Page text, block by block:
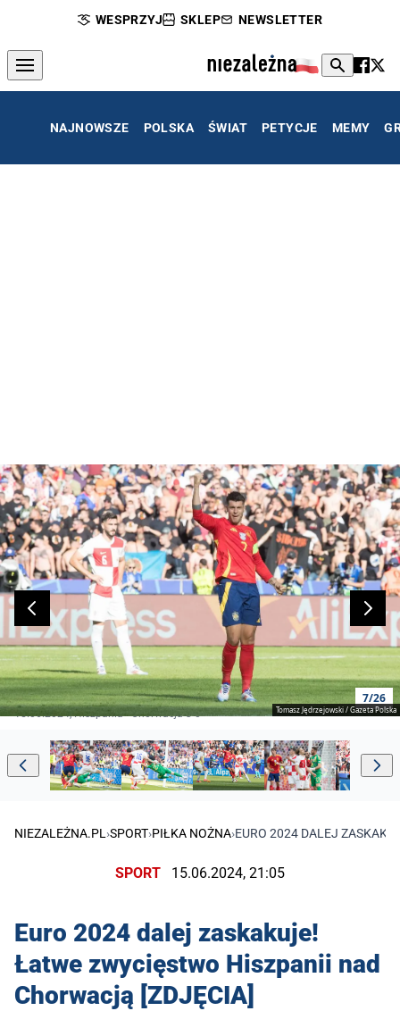
WESPRZYJ SKLEP NEWSLETTER
NAJNOWSZE POLSKA ŚWIAT PETYCJE MEMY
7/26
Tomasz Jędrzejowski / Gazeta Polska
15.06.2024, Hiszpania - Chorwacja 3-0
NIEZALEŻNA.PL ›SPORT›PIŁKA NOŻNA›EURO 2024 DALEJ
SPORT 15.06.2024, 21:05
Euro 2024 dalej zaskakuje!
Łatwe zwycięstwo Hiszpanii nad
Chorwacją [ZDJĘCIA]